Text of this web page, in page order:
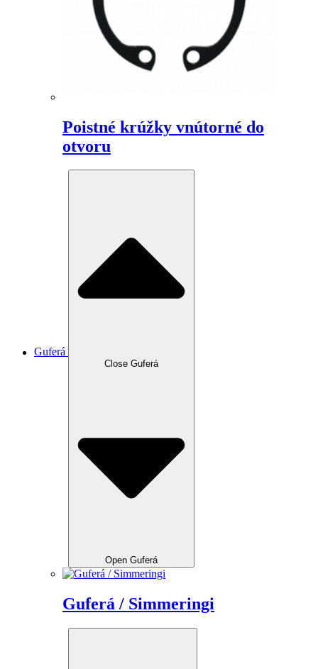
Poistné krúžky vnútorné do
otvoru
Guferá
Close Guferá
Open Guferá
Guferá / Simmeringi